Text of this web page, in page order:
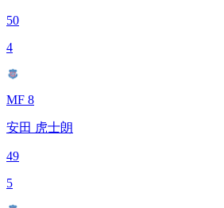
50
4
MF 8
安田 虎士朗
49
5